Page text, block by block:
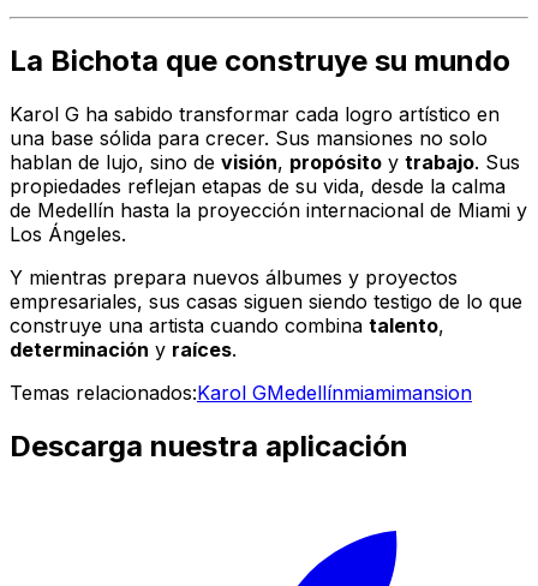
La Bichota que construye su mundo
Karol G ha sabido transformar cada logro artístico en
una base sólida para crecer. Sus mansiones no solo
hablan de lujo, sino de visión, propósito y trabajo. Sus
propiedades reflejan etapas de su vida, desde la calma
de Medellín hasta la proyección internacional de Miami y
Los Ángeles.
Y mientras prepara nuevos álbumes y proyectos
empresariales, sus casas siguen siendo testigo de lo que
construye una artista cuando combina talento,
determinación y raíces.
Temas relacionados:Karol GMedellínmiamimansion
Descarga nuestra aplicación